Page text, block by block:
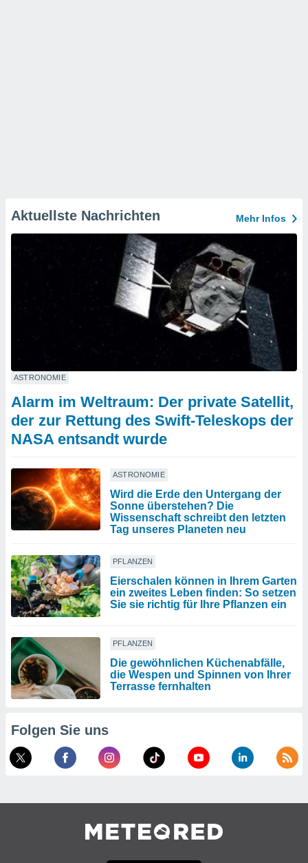
Aktuellste Nachrichten Mehr Infos
ASTRONOMIE
Alarm im Weltraum: Der private Satellit,
der zur Rettung des Swift-Teleskops der
NASA entsandt wurde
ASTRONOMIE
Wird die Erde den Untergang der
Sonne überstehen? Die
Wissenschaft schreibt den letzten
Tag unseres Planeten neu
PFLANZEN
Eierschalen können in Ihrem Garten
ein zweites Leben finden: So setzen
Sie sie richtig für Ihre Pflanzen ein
PFLANZEN
Die gewöhnlichen Küchenabfälle,
die Wespen und Spinnen von Ihrer
Terrasse fernhalten
Folgen Sie uns